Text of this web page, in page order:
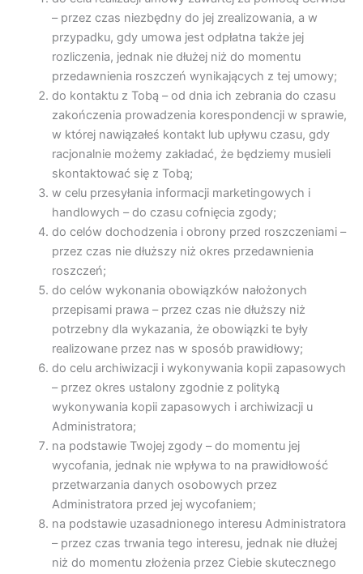
– przez czas niezbędny do jej zrealizowania, a w
przypadku, gdy umowa jest odpłatna także jej
rozliczenia, jednak nie dłużej niż do momentu
przedawnienia roszczeń wynikających z tej umowy;
do kontaktu z Tobą – od dnia ich zebrania do czasu
zakończenia prowadzenia korespondencji w sprawie,
w której nawiązałeś kontakt lub upływu czasu, gdy
racjonalnie możemy zakładać, że będziemy musieli
skontaktować się z Tobą;
w celu przesyłania informacji marketingowych i
handlowych – do czasu cofnięcia zgody;
do celów dochodzenia i obrony przed roszczeniami –
przez czas nie dłuższy niż okres przedawnienia
roszczeń;
do celów wykonania obowiązków nałożonych
przepisami prawa – przez czas nie dłuższy niż
potrzebny dla wykazania, że obowiązki te były
realizowane przez nas w sposób prawidłowy;
do celu archiwizacji i wykonywania kopii zapasowych
– przez okres ustalony zgodnie z polityką
wykonywania kopii zapasowych i archiwizacji u
Administratora;
na podstawie Twojej zgody – do momentu jej
wycofania, jednak nie wpływa to na prawidłowość
przetwarzania danych osobowych przez
Administratora przed jej wycofaniem;
na podstawie uzasadnionego interesu Administratora
– przez czas trwania tego interesu, jednak nie dłużej
niż do momentu złożenia przez Ciebie skutecznego